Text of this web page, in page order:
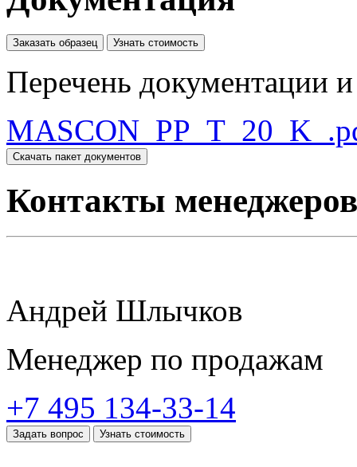
Заказать образец Узнать стоимость
Перечень документации
Скачать пакет документов
Контакты менеджеров
Андрей Шлычков
Менеджер по продажам
+7 495 134-33-14
Задать вопрос Узнать стоимость